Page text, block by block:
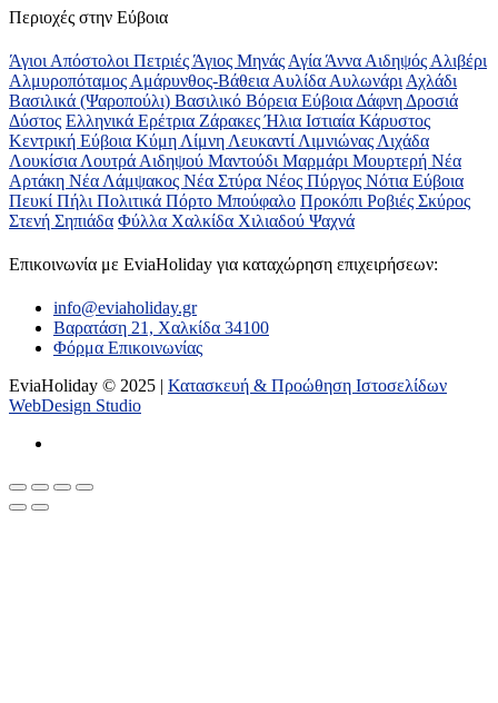
Περιοχές στην Εύβοια
Άγιοι Απόστολοι Πετριές Άγιος Μηνάς Αγία Άννα Αιδηψός Αλιβέρι
Αλμυροπόταμος Αμάρυνθος-Βάθεια Αυλίδα Αυλωνάρι Αχλάδι
Βασιλικά (Ψαροπούλι) Βασιλικό Βόρεια Εύβοια Δάφνη Δροσιά
Δύστος Ελληνικά Ερέτρια ΖάρακεςΉλια Ιστιαία Κάρυστος
Κεντρική Εύβοια Κύμη Λίμνη Λευκαντί Λιμνιώνας Λιχάδα
Λουκίσια Λουτρά Αιδηψού Μαντούδι Μαρμάρι Μουρτερή Νέα
Αρτάκη Νέα Λάμψακος Νέα Στύρα Νέος Πύργος Νότια Εύβοια
Πευκί Πήλι Πολιτικά Πόρτο Μπούφαλο Προκόπι Ροβιές Σκύρος
Στενή Σηπιάδα Φύλλα Χαλκίδα Χιλιαδού Ψαχνά
Επικοινωνία με ΕviaHoliday για καταχώρηση επιχειρήσεων:
info@eviaholiday.gr
Βαρατάση 21, Χαλκίδα 34100
Φόρμα Επικοινωνίας
EviaHoliday © 2025 | Κατασκευή & Προώθηση Ιστοσελίδων
WebDesign Studio